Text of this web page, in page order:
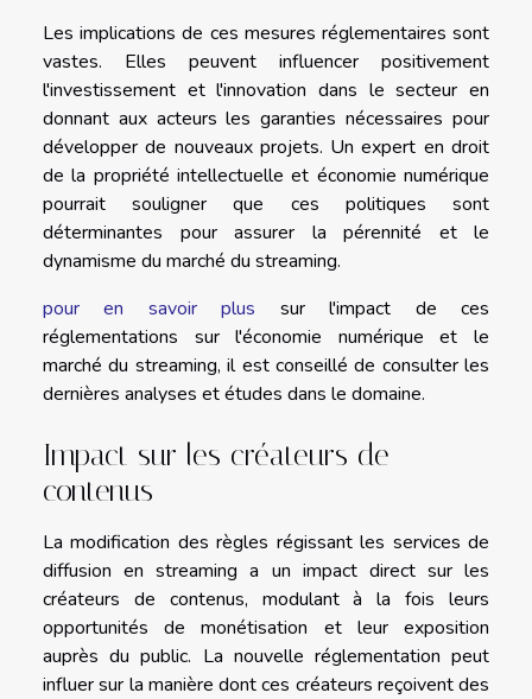
Les implications de ces mesures réglementaires sont
vastes. Elles peuvent influencer positivement
l'investissement et l'innovation dans le secteur en
donnant aux acteurs les garanties nécessaires pour
développer de nouveaux projets. Un expert en droit
de la propriété intellectuelle et économie numérique
pourrait souligner que ces politiques sont
déterminantes pour assurer la pérennité et le
dynamisme du marché du streaming.
pour en savoir plus sur l'impact de ces
réglementations sur l'économie numérique et le
marché du streaming, il est conseillé de consulter les
dernières analyses et études dans le domaine.
Impact sur les créateurs de
contenus
La modification des règles régissant les services de
diffusion en streaming a un impact direct sur les
créateurs de contenus, modulant à la fois leurs
opportunités de monétisation et leur exposition
auprès du public. La nouvelle réglementation peut
influer sur la manière dont ces créateurs reçoivent des